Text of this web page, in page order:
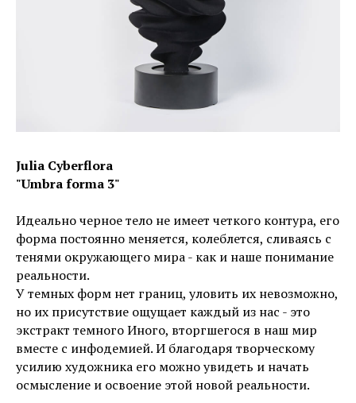
Julia Cyberflora
"Umbra forma 3"
Идеально черное тело не имеет четкого контура, его
форма постоянно меняется, колеблется, сливаясь с
тенями окружающего мира - как и наше понимание
реальности.
У темных форм нет границ, уловить их невозможно,
но их присутствие ощущает каждый из нас - это
экстракт темного Иного, вторгшегося в наш мир
вместе с инфодемией. И благодаря творческому
усилию художника его можно увидеть и начать
осмысление и освоение этой новой реальности.